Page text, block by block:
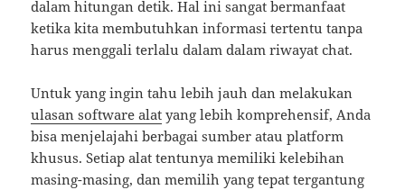
dalam hitungan detik. Hal ini sangat bermanfaat
ketika kita membutuhkan informasi tertentu tanpa
harus menggali terlalu dalam dalam riwayat chat.
Untuk yang ingin tahu lebih jauh dan melakukan
ulasan software alat yang lebih komprehensif, Anda
bisa menjelajahi berbagai sumber atau platform
khusus. Setiap alat tentunya memiliki kelebihan
masing-masing, dan memilih yang tepat tergantung